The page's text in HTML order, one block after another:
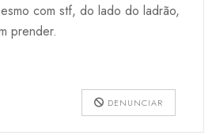
com stf, do lado do ladrão,
prender.
DENUNCIAR